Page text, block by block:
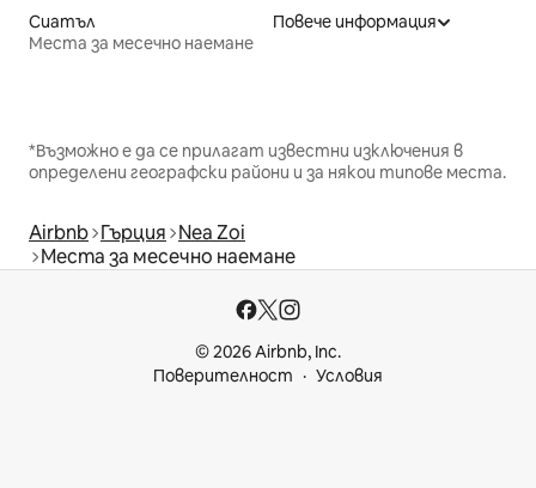
Сиатъл
Места за месечно наемане
Повече информация
*Възможно е да се прилагат известни изключения в
определени географски райони и за някои типове места.
Airbnb Гърция Nea Zoi
Места за месечно наемане
© 2026 Airbnb, Inc.
Поверителност
Условия